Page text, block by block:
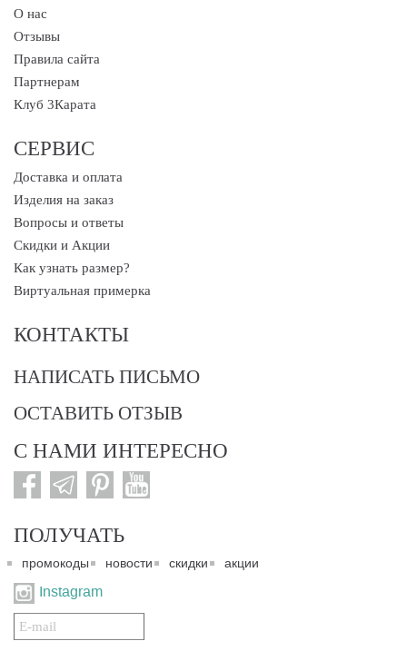
О нас
Отзывы
Правила сайта
Партнерам
Клуб 3Карата
СЕРВИС
Доставка и оплата
Изделия на заказ
Вопросы и ответы
Скидки и Акции
Как узнать размер?
Виртуальная примерка
КОНТАКТЫ
НАПИСАТЬ ПИСЬМО
ОСТАВИТЬ ОТЗЫВ
С НАМИ ИНТЕРЕСНО
ПОЛУЧАТЬ
промокоды новости скидки акции
Instagram
Подписаться
на